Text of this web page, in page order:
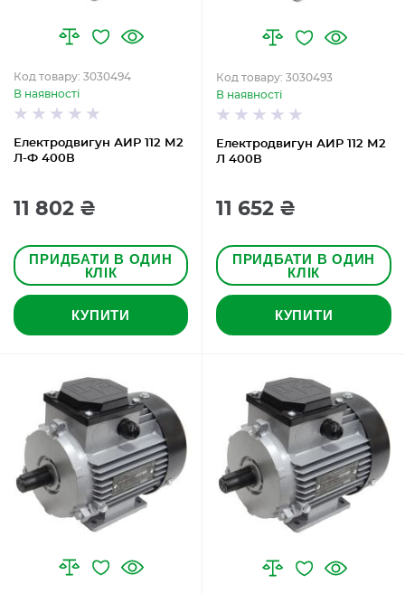
Електродвигун АИР 112 М2
Л-Ф 400В
Код товару: 3030494
В наявності
11 802 ₴
ПРИДБАТИ В ОДИН
КЛІК
КУПИТИ
Електродвигун АИР 112 М2
Л 400В
Код товару: 3030493
В наявності
11 652 ₴
ПРИДБАТИ В ОДИН
КЛІК
КУПИТИ